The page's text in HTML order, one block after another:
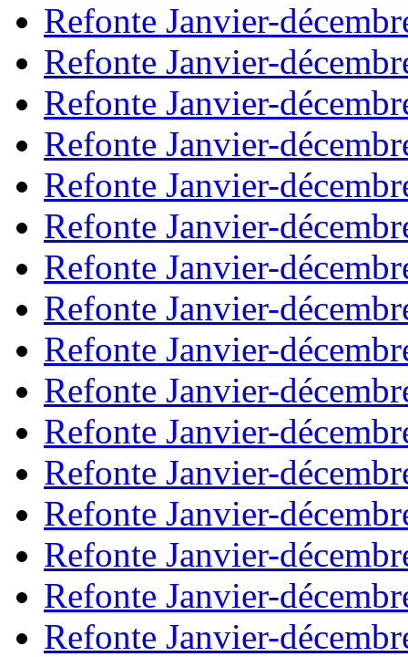
Refonte Janvier-
Refonte Janvier-
Refonte Janvier-
Refonte Janvier-
Refonte Janvier-
Refonte Janvier-
Refonte Janvier-
Refonte Janvier-
Refonte Janvier-
Refonte Janvier-
Refonte Janvier-
Refonte Janvier-
Refonte Janvier-
Refonte Janvier-
Refonte Janvier-
Refonte Janvier-